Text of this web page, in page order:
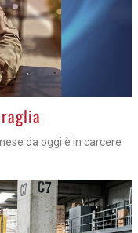
da oggi è in carcere